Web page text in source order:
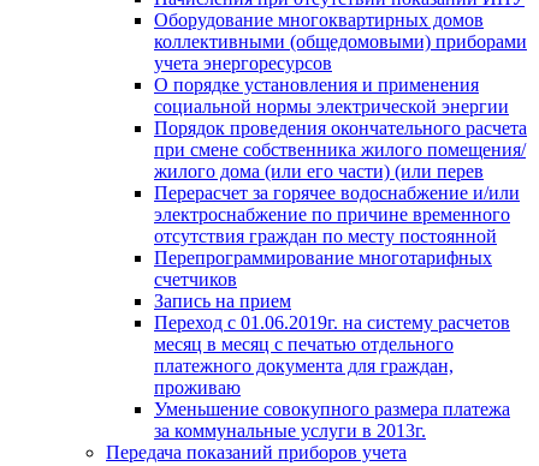
Оборудование многоквартирных домов
коллективными (общедомовыми) приборами
учета энергоресурсов
О порядке установления и применения
социальной нормы электрической энергии
Порядок проведения окончательного расчета
при смене собственника жилого помещения/
жилого дома (или его части) (или перев
Перерасчет за горячее водоснабжение и/или
электроснабжение по причине временного
отсутствия граждан по месту постоянной
Перепрограммирование многотарифных
счетчиков
Запись на прием
Переход с 01.06.2019г. на систему расчетов
месяц в месяц с печатью отдельного
платежного документа для граждан,
проживаю
Уменьшение совокупного размера платежа
за коммунальные услуги в 2013г.
Передача показаний приборов учета